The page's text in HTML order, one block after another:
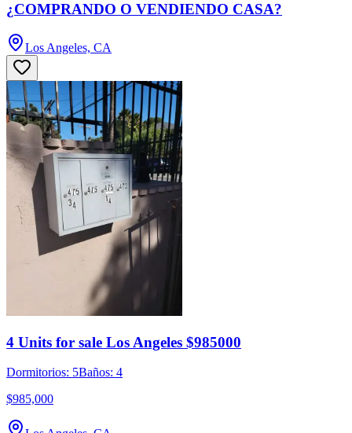
¿COMPRANDO O VENDIENDO CASA?
Los Angeles, CA
4 Units for sale Los Angeles $985000
Dormitorios: 5Baños: 4
$985,000